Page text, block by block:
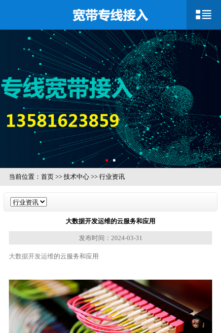
当前位置： 首页>> 技术中心>> 行业资讯
大数据开发运维的云服务和应用
发布时间：2024-03-31
大数据开发运维的云服务和应用